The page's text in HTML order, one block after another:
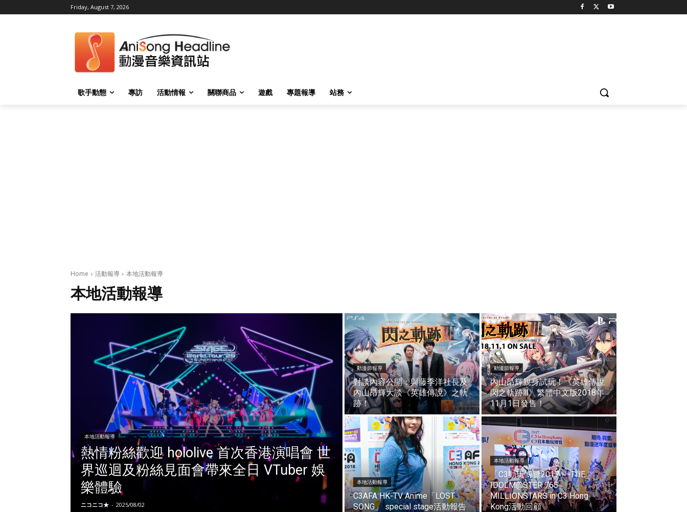
Friday, August 7, 2026
歌手動態 專訪 活動情報 關聯商品 遊戲 專題報導 站務
Home 活動報導 本地活動報導
本地活動報導
本地活動報導
熱情粉絲歡迎 hololive 首次香港演唱會 世
界巡迴及粉絲見面會帶來全日 VTuber 娛
樂體驗
ニコニコ★ - 2025/08/02
動漫節報導
對談內容公開：與藤季洋社長及
內山昂輝大談《英雄傳說》之軌
跡！
動漫節報導
內山昂輝親身試玩！《英雄傳說
閃之軌跡Ⅲ》繁體中文版2018年
11月1日發售！
本地活動報導
C3AFA HK-TV Anime「LOST
SONG」 special stage活動報告
本地活動報導
「C3動玩博覽2017」-THE
IDOLM@STER 765
MILLIONSTARS in C3 Hong
Kong活動回顧